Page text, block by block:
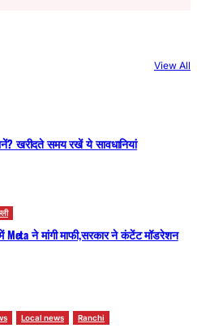
View All
खरीदते समय रखें ये सावधानियां
Meta ने मांगी माफी,सरकार ने कंटेंट मॉडरेशन
Local news Ranchi